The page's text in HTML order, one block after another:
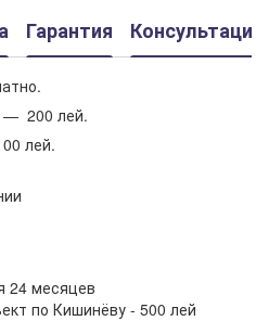
Гарантия Консультация
— 200 лей.
лей.
24 месяцев
по Кишинёву - 500 лей